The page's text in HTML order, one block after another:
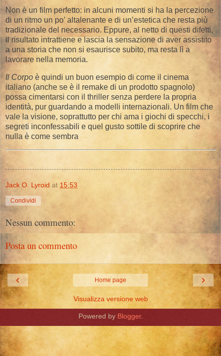
Non è un film perfetto: in alcuni momenti si ha la percezione
di un ritmo un po’ altalenante e di un’estetica che resta più
tradizionale del necessario. Eppure, al netto di questi difetti,
il risultato intrattiene e lascia la sensazione di aver assistito
a una storia che non si esaurisce subito, ma resta lì a
lavorare nella memoria.
Il Corpo è quindi un buon esempio di come il cinema
italiano (anche se è il remake di un prodotto spagnolo)
possa cimentarsi con il thriller senza perdere la propria
identità, pur guardando a modelli internazionali. Un film che
vale la visione, soprattutto per chi ama i giochi di specchi, i
segreti inconfessabili e quel gusto sottile di scoprire che
nulla è come sembra
Jack O. Lyroid at 15:53
Condividi
Nessun commento:
Posta un commento
‹ ›
Home page
Visualizza versione web
Powered by Blogger.